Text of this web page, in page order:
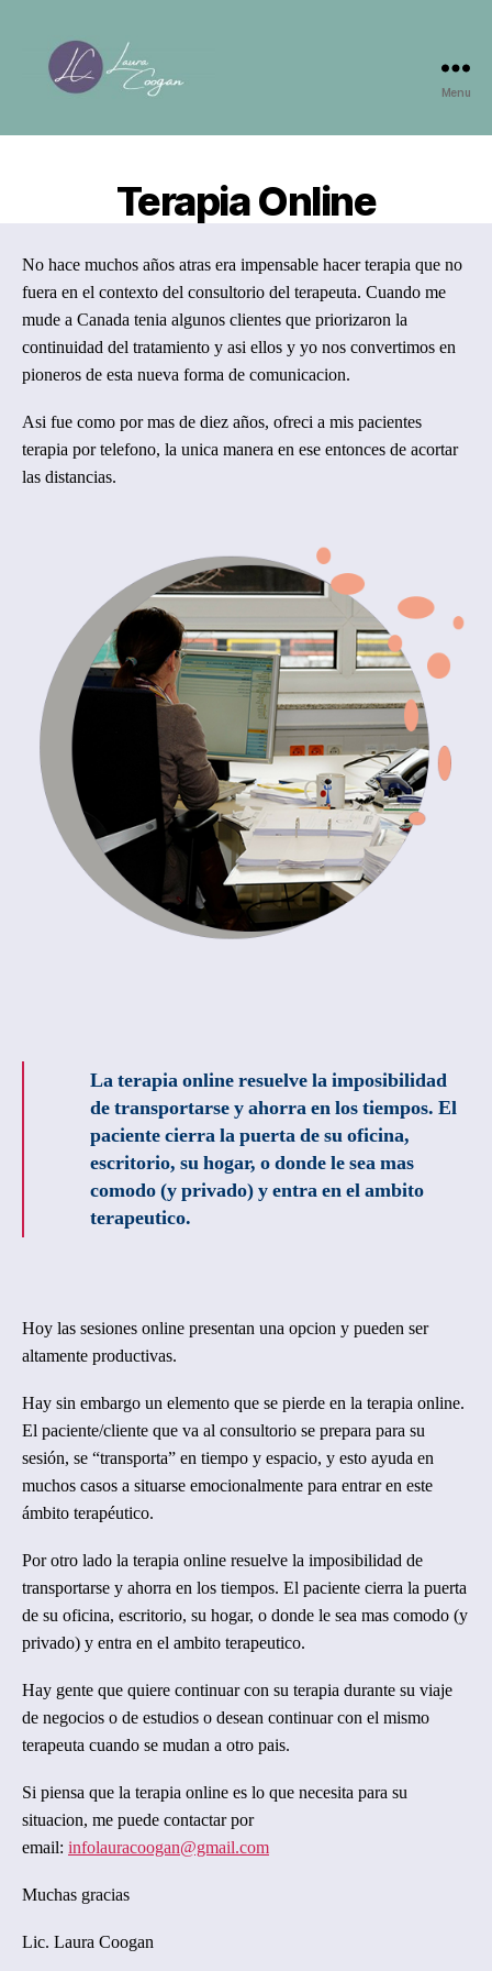
Coogan
Menu
Terapia Online
No hace muchos años atras era impensable hacer terapia que no
fuera en el contexto del consultorio del terapeuta. Cuando me
mude a Canada tenia algunos clientes que priorizaron la
continuidad del tratamiento y asi ellos y yo nos convertimos en
pioneros de esta nueva forma de comunicacion.
Asi fue como por mas de diez años, ofreci a mis pacientes
terapia por telefono, la unica manera en ese entonces de acortar
las distancias.
La terapia online resuelve la imposibilidad
de transportarse y ahorra en los tiempos. El
paciente cierra la puerta de su oficina,
escritorio, su hogar, o donde le sea mas
comodo (y privado) y entra en el ambito
terapeutico.
Hoy las sesiones online presentan una opcion y pueden ser
altamente productivas.
Hay sin embargo un elemento que se pierde en la terapia online.
El paciente/cliente que va al consultorio se prepara para su
sesión, se “transporta” en tiempo y espacio, y esto ayuda en
muchos casos a situarse emocionalmente para entrar en este
ámbito terapéutico.
Por otro lado la terapia online resuelve la imposibilidad de
transportarse y ahorra en los tiempos. El paciente cierra la puerta
de su oficina, escritorio, su hogar, o donde le sea mas comodo (y
privado) y entra en el ambito terapeutico.
Hay gente que quiere continuar con su terapia durante su viaje
de negocios o de estudios o desean continuar con el mismo
terapeuta cuando se mudan a otro pais.
Si piensa que la terapia online es lo que necesita para su
situacion, me puede contactar por
email: infolauracoogan@gmail.com
Muchas gracias
Lic. Laura Coogan